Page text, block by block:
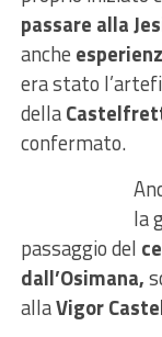
passare alla
anche
era stato
della
confermato.
la
passaggio del
dall’Osimana,
allaVigor